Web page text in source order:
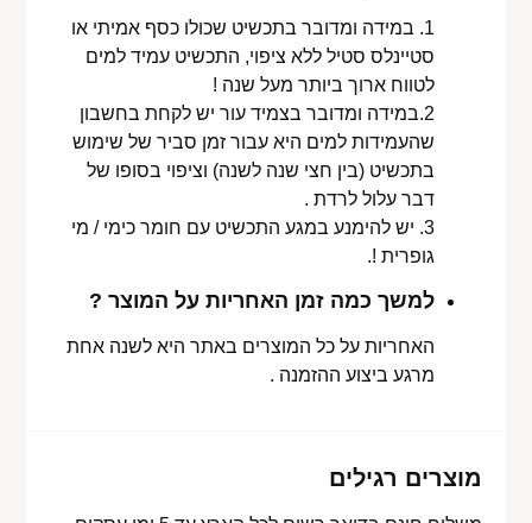
1. במידה ומדובר בתכשיט שכולו כסף אמיתי או
סטיינלס סטיל ללא ציפוי, התכשיט עמיד למים
לטווח ארוך ביותר מעל שנה !
2.במידה ומדובר בצמיד עור יש לקחת בחשבון
שהעמידות למים היא עבור זמן סביר של שימוש
בתכשיט (בין חצי שנה לשנה) וציפוי בסופו של
דבר עלול לרדת .
3. יש להימנע במגע התכשיט עם חומר כימי / מי
גופרית !.
למשך כמה זמן האחריות על המוצר ?
האחריות על כל המוצרים באתר היא לשנה אחת
מרגע ביצוע ההזמנה .
מוצרים רגילים